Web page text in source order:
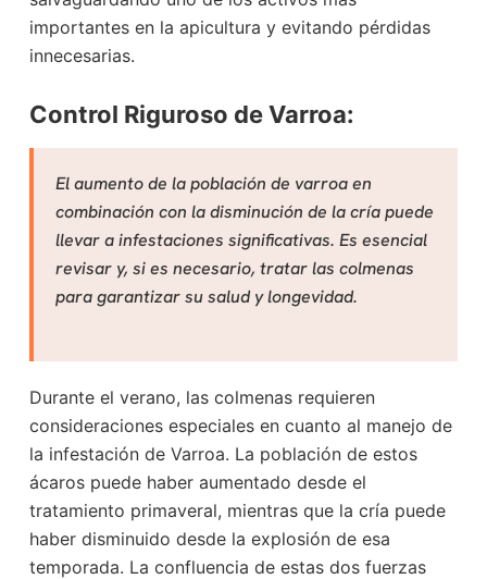
importantes en la apicultura y evitando pérdidas
innecesarias.
Control Riguroso de Varroa:
El aumento de la población de varroa en
combinación con la disminución de la cría puede
llevar a infestaciones significativas. Es esencial
revisar y, si es necesario, tratar las colmenas
para garantizar su salud y longevidad.
Durante el verano, las colmenas requieren
consideraciones especiales en cuanto al manejo de
la infestación de Varroa. La población de estos
ácaros puede haber aumentado desde el
tratamiento primaveral, mientras que la cría puede
haber disminuido desde la explosión de esa
temporada. La confluencia de estas dos fuerzas